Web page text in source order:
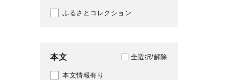
ふるさとコレクション
本文 全選択/解除
本文情報有り